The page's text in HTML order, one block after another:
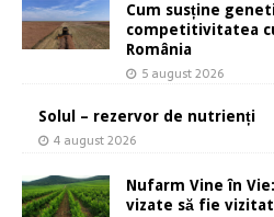
Cum susține
competitivitatea
România
5 august 2026
Solul – rezervor de nutrienți
4 august 2026
Nufarm Vine în
vizate să fie